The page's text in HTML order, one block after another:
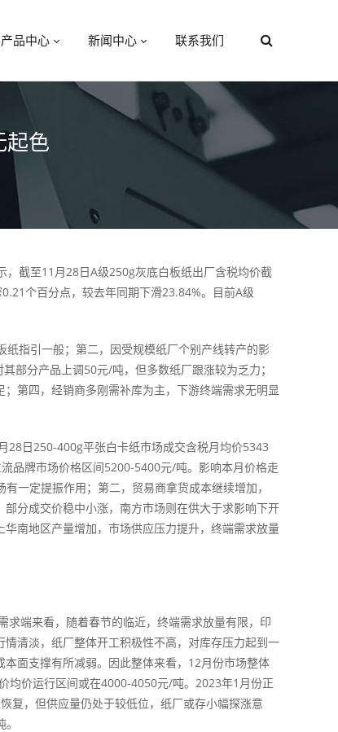
产品中心 新闻中心 联系我们
起色
截至11月28日A级250g灰底白板纸出厂含税均价截
个百分点，较去年同期下滑23.84%。目前A级
指引一般；第二，因受规模纸厂个别产线转产的影
部分产品上调50元/吨，但多数纸厂跟涨较为乏力；
第四，经销商多刚需补库为主，下游终端需求无明显
日250-400g平张白卡纸市场成交含税月均价5343
品牌市场价格区间5200-5400元/吨。影响本月价格走
一定提振作用；第二，贸易商拿货成本继续增加，
分成交价稳中小涨，南方市场则在供大于求影响下开
南地区产量增加，市场供应压力提升，终端需求放量
端来看，随着春节的临近，终端需求放量有限，印
清淡，纸厂整体开工积极性不高，对库存压力起到一
面支撑有所减弱。因此整体来看，12月份市场整体
均价运行区间或在4000-4050元/吨。2023年1月份正
复，但供应量仍处于较低位，纸厂或存小幅探涨意